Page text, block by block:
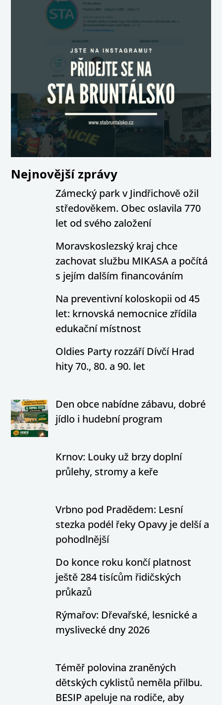
Nejnovější zprávy
Zámecký park v Jindřichově ožil
středověkem. Obec oslavila 770
let od svého založení
Moravskoslezský kraj chce
zachovat službu MIKASA a počítá
s jejím dalším financováním
Na preventivní koloskopii od 45
let: krnovská nemocnice zřídila
edukační místnost
Oldies Party rozzáří Dívčí Hrad
hity 70., 80. a 90. let
Den obce nabídne zábavu, dobré
jídlo i hudební program
Krnov: Louky už brzy doplní
průlehy, stromy a keře
Vrbno pod Pradědem: Lesní
stezka podél řeky Opavy je delší a
pohodlnější
Do konce roku končí platnost
ještě 284 tisícům řidičských
průkazů
Rýmařov: Dřevařské, lesnické a
myslivecké dny 2026
Téměř polovina zraněných
dětských cyklistů neměla přilbu.
BESIP apeluje na rodiče, aby